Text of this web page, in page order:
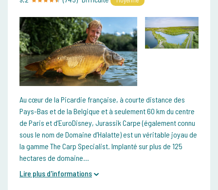
Au cœur de la Picardie française, à courte distance des
Pays-Bas et de la Belgique et à seulement 60 km du centre
de Paris et d’EuroDisney, Jurassik Carpe (également connu
sous le nom de Domaine d’Halatte) est un véritable joyau de
la gamme The Carp Specialist. Implanté sur plus de 125
hectares de domaine...
Lire plus d'informations